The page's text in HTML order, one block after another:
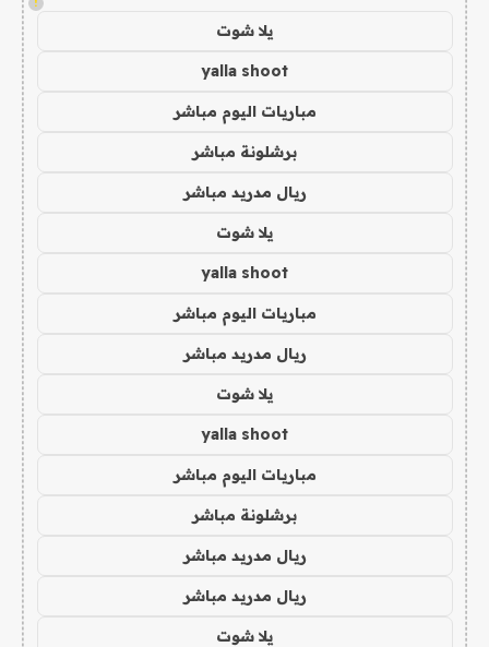
يلا شوت
yalla shoot
مباريات اليوم مباشر
برشلونة مباشر
ريال مدريد مباشر
يلا شوت
yalla shoot
مباريات اليوم مباشر
ريال مدريد مباشر
يلا شوت
yalla shoot
مباريات اليوم مباشر
برشلونة مباشر
ريال مدريد مباشر
ريال مدريد مباشر
يلا شوت